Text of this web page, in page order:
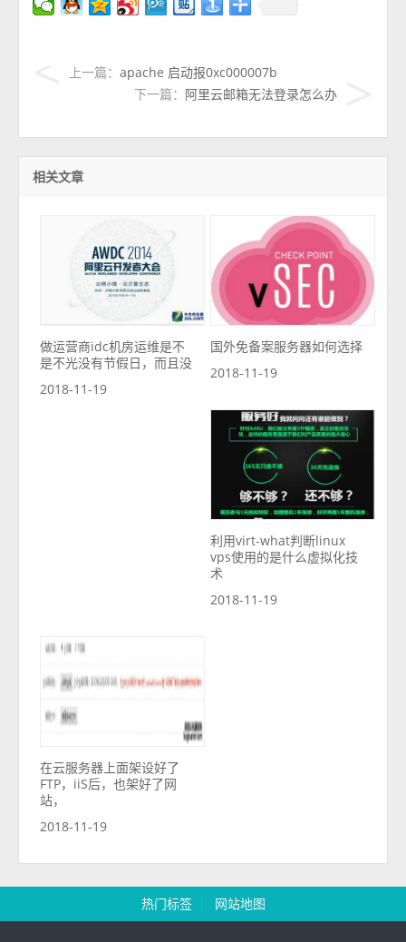
上一篇： apache 启动报0xc000007b
下一篇： 阿里云邮箱无法登录怎么办
相关文章
做运营商idc机房运维是不
是不光没有节假日，而且没
2018-11-19
国外免备案服务器如何选择
2018-11-19
利用virt-what判断linux
vps使用的是什么虚拟化技
术
2018-11-19
在云服务器上面架设好了
FTP，iiS后，也架好了网
站，
2018-11-19
热门标签 网站地图